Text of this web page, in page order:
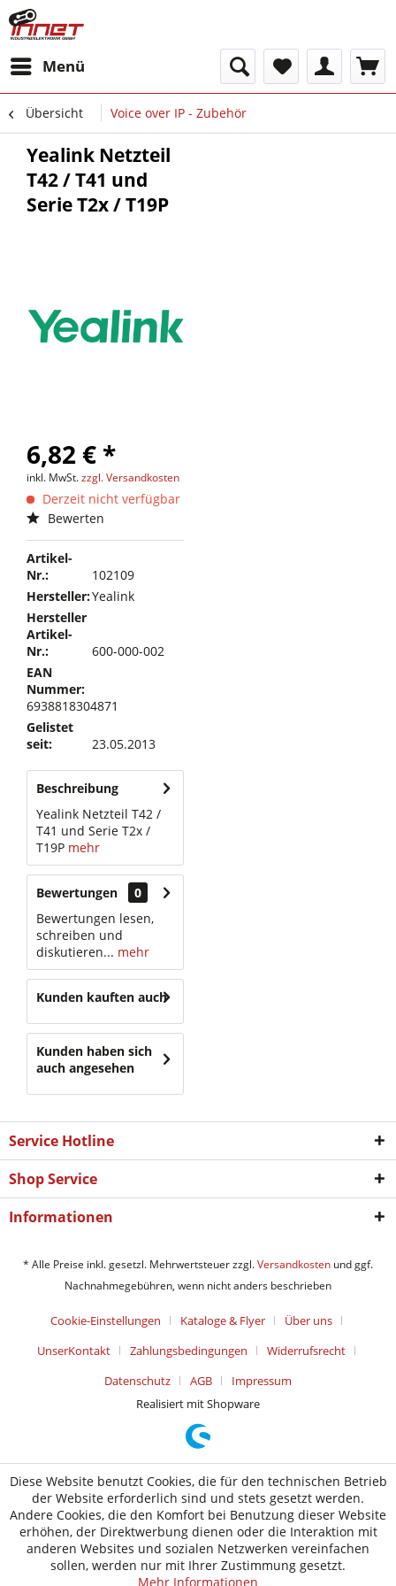
Menü
Übersicht Voice over IP - Zubehör
Yealink Netzteil
T42 / T41 und
Serie T2x / T19P
6,82 € *
inkl. MwSt.zzgl. Versandkosten
Derzeit nicht verfügbar
Bewerten
Artikel-
Nr.:
102109
Hersteller:Yealink
Hersteller
Artikel-
Nr.:
600-000-002
EAN
Nummer:
6938818304871
Gelistet
seit:
23.05.2013
Beschreibung
Yealink Netzteil T42 /
T41 und Serie T2x /
T19P mehr
Bewertungen
0
Bewertungen lesen,
schreiben und
diskutieren... mehr
Kunden kauften auch
Kunden haben sich
auch angesehen
Service Hotline
Shop Service
Informationen
* Alle Preise inkl. gesetzl. Mehrwertsteuer zzgl.Versandkosten und ggf.
Nachnahmegebühren, wenn nicht anders beschrieben
Cookie-Einstellungen Kataloge & Flyer
Über uns
UnserKontakt
Zahlungsbedingungen
Widerrufsrecht
Datenschutz
AGB
Impressum
Realisiert mit Shopware
Diese Website benutzt Cookies, die für den technischen Betrieb
der Website erforderlich sind und stets gesetzt werden.
Andere Cookies, die den Komfort bei Benutzung dieser Website
erhöhen, der Direktwerbung dienen oder die Interaktion mit
anderen Websites und sozialen Netzwerken vereinfachen
sollen, werden nur mit Ihrer Zustimmung gesetzt.
Mehr Informationen